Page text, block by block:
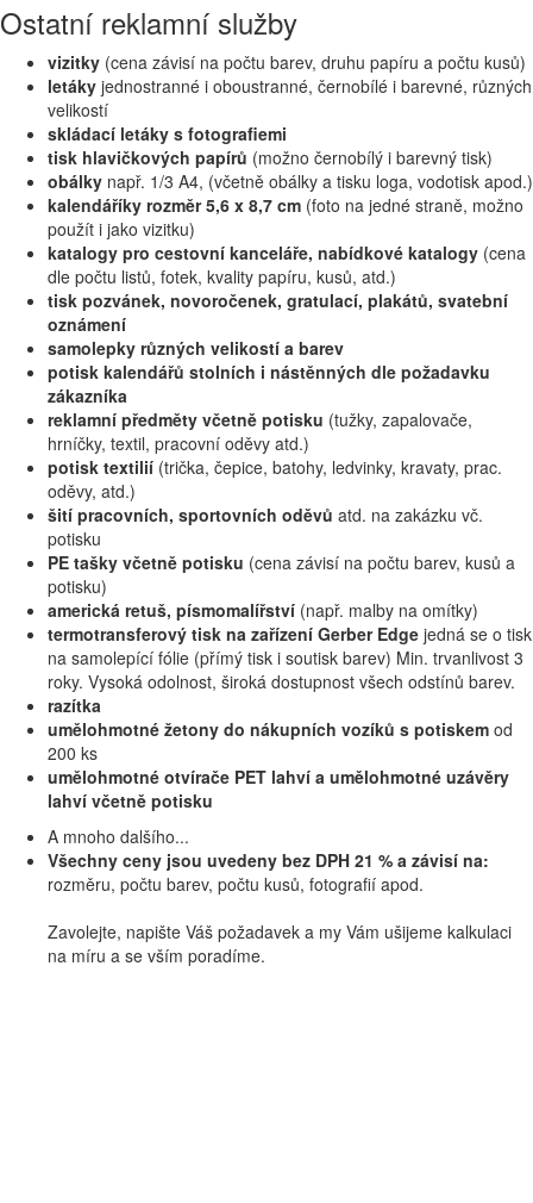
Ostatní reklamní služby
vizitky (cena závisí na počtu barev, druhu papíru a počtu kusů)
letáky jednostranné i oboustranné, černobílé i barevné, různých
velikostí
skládací letáky s fotografiemi
tisk hlavičkových papírů (možno černobílý i barevný tisk)
obálky např. 1/3 A4, (včetně obálky a tisku loga, vodotisk apod.)
kalendáříky rozměr 5,6 x 8,7 cm (foto na jedné straně, možno
použít i jako vizitku)
katalogy pro cestovní kanceláře, nabídkové katalogy (cena
dle počtu listů, fotek, kvality papíru, kusů, atd.)
tisk pozvánek, novoročenek, gratulací, plakátů, svatební
oznámení
samolepky různých velikostí a barev
potisk kalendářů stolních i nástěnných dle požadavku
zákazníka
reklamní předměty včetně potisku (tužky, zapalovače,
hrníčky, textil, pracovní oděvy atd.)
potisk textilií (trička, čepice, batohy, ledvinky, kravaty, prac.
oděvy, atd.)
šití pracovních, sportovních oděvů atd. na zakázku vč.
potisku
PE tašky včetně potisku (cena závisí na počtu barev, kusů a
potisku)
americká retuš, písmomalířství (např. malby na omítky)
termotransferový tisk na zařízení Gerber Edge jedná se o tisk
na samolepící fólie (přímý tisk i soutisk barev) Min. trvanlivost 3
roky. Vysoká odolnost, široká dostupnost všech odstínů barev.
razítka
umělohmotné žetony do nákupních vozíků s potiskem od
200 ks
umělohmotné otvírače PET lahví a umělohmotné uzávěry
lahví včetně potisku
A mnoho dalšího...
Všechny ceny jsou uvedeny bez DPH 21 % a závisí na:
rozměru, počtu barev, počtu kusů, fotografií apod.
Zavolejte, napište Váš požadavek a my Vám ušijeme kalkulaci
na míru a se vším poradíme.